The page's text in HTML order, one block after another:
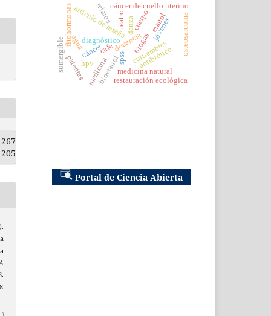
267
205
antibiótico
artículo de reseña
medicina natural
docencia
biogas
etanol
cafe
bioetanol
cáncer
medicina
diagnóstico
cáncer de cuello uterino
spss
hpv
teatro danza jóvenes osteosarcoma
cuerpo
agua
restauración ecológica
fitohormonas
curtiembres
patentes
relatos
sumergible
Portal de Ciencia Abierta